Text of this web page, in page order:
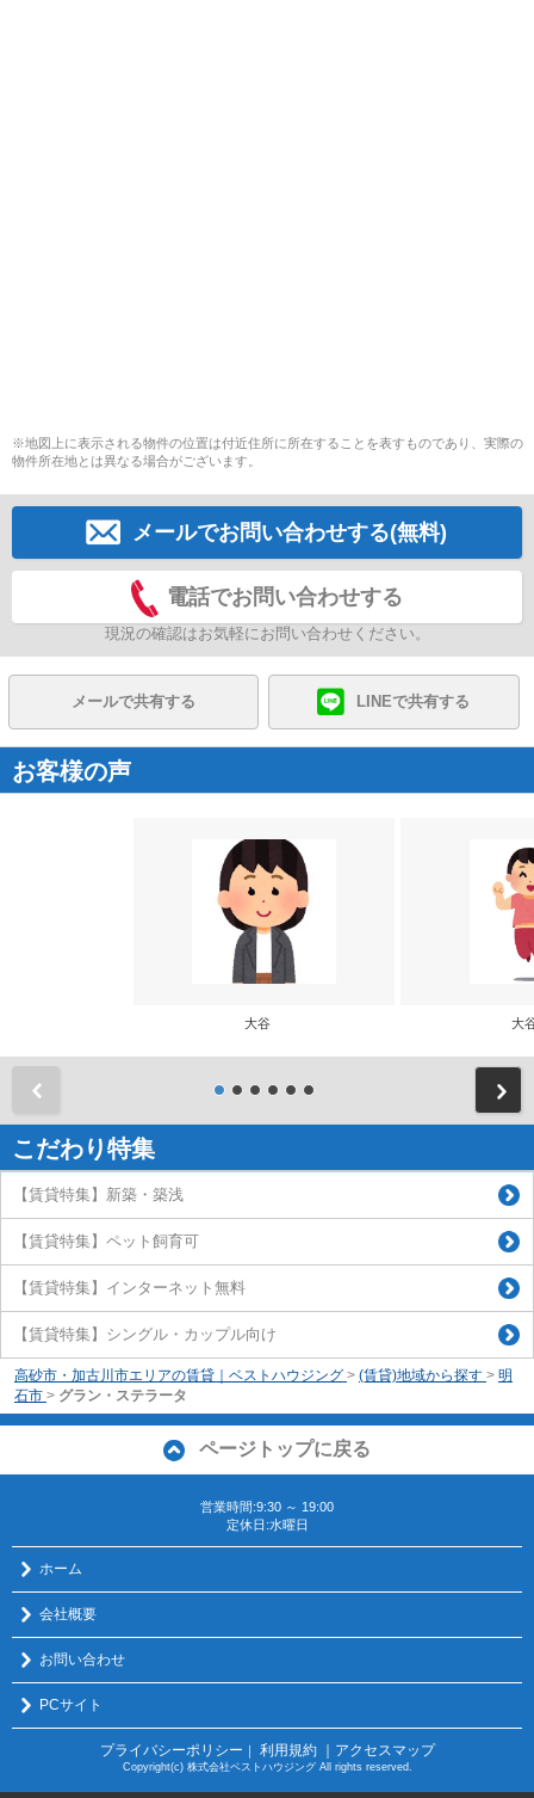
※地図上に表示される物件の位置は付近住所に所在することを表すものであり、実際の
物件所在地とは異なる場合がございます。
メールでお問い合わせする(無料)
電話でお問い合わせする
現況の確認はお気軽にお問い合わせください。
メールで共有する LINEで共有する
お客様の声
大谷 大
こだわり特集
【賃貸特集】新築・築浅
【賃貸特集】ペット飼育可
【賃貸特集】インターネット無料
【賃貸特集】シングル・カップル向け
高砂市・加古川市エリアの賃貸｜ベストハウジング > (賃貸)地域から探す > 明
石市 > グラン・ステラータ
ページトップに戻る
営業時間:9:30 ～ 19:00
定休日:水曜日
ホーム
会社概要
お問い合わせ
PCサイト
プライバシーポリシー 利用規約 ｜アクセスマップ
Copyright(c) 株式会社ベストハウジング All rights reserved.